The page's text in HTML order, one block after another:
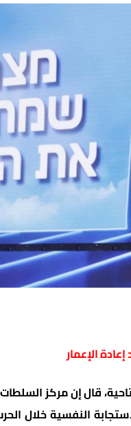
الإعمار
قال إن مركز
النفسية خلال